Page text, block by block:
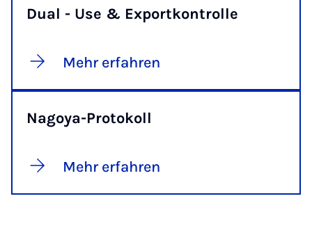
Dual - Use & Exportkontrolle
Mehr erfahren
Nagoya-Protokoll
Mehr erfahren